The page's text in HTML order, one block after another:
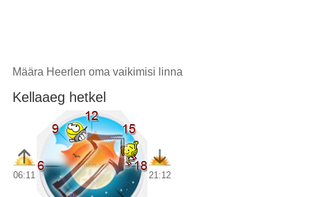
Määra Heerlen oma vaikimisi linna
Kellaaeg hetkel
06:11 21:12